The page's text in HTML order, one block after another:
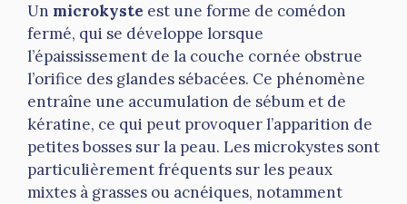
Un microkyste est une forme de comédon
fermé, qui se développe lorsque
l’épaississement de la couche cornée obstrue
l’orifice des glandes sébacées. Ce phénomène
entraîne une accumulation de sébum et de
kératine, ce qui peut provoquer l’apparition de
petites bosses sur la peau. Les microkystes sont
particulièrement fréquents sur les peaux
mixtes à grasses ou acnéiques, notamment